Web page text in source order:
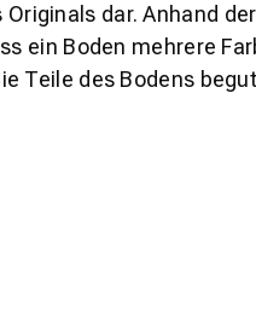
dar. Anhand
ein Boden mehrere
Teile des Bodens